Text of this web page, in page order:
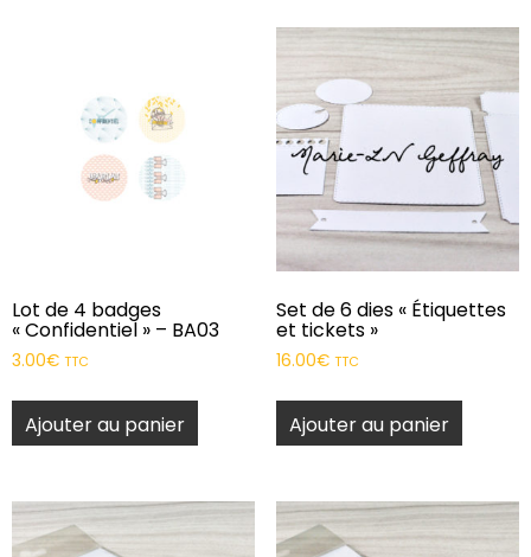
Lot de 4 badges
« Confidentiel » – BA03
3.00€ TTC
Ajouter au panier
Set de 6 dies « Étiquettes
et tickets »
16.00€ TTC
Ajouter au panier